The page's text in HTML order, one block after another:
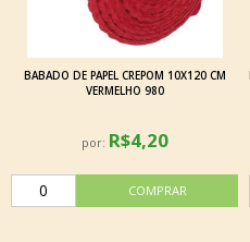
BABADO DE PAPEL CREPOM 10X120 CM
VERMELHO 980
por: R$4,20